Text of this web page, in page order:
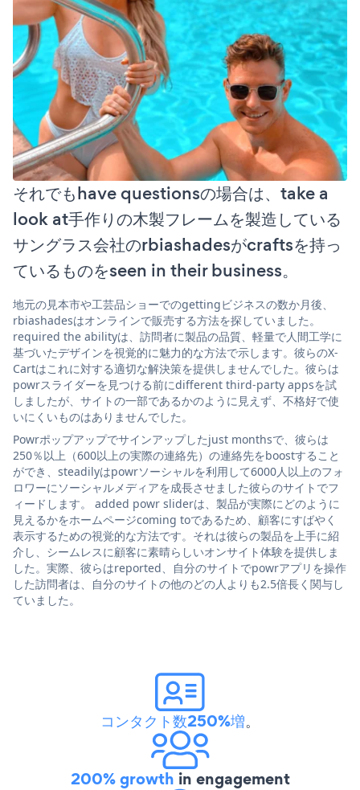
それでもhave questionsの場合は、take a
look at手作りの木製フレームを製造している
サングラス会社のrbiashadesがcraftsを持っ
ているものをseen in their business。
地元の見本市や工芸品ショーでのgettingビジネスの数か月後、
rbiashadesはオンラインで販売する方法を探していました。
required the abilityは、訪問者に製品の品質、軽量で人間工学に
基づいたデザインを視覚的に魅力的な方法で示します。彼らのX-
Cartはこれに対する適切な解決策を提供しませんでした。彼らは
powrスライダーを見つける前にdifferent third-party appsを試
しましたが、サイトの一部であるかのように見えず、不格好で使
いにくいものはありませんでした。
Powrポップアップでサインアップしたjust monthsで、彼らは
250％以上（600以上の実際の連絡先）の連絡先をboostすること
ができ、steadilyはpowrソーシャルを利用して6000人以上のフォ
ロワーにソーシャルメディアを成長させました彼らのサイトでフ
ィードします。 added powr sliderは、製品が実際にどのように
見えるかをホームページcoming toであるため、顧客にすばやく
表示するための視覚的な方法です。それは彼らの製品を上手に紹
介し、シームレスに顧客に素晴らしいオンサイト体験を提供しま
した。実際、彼らはreported、自分のサイトでpowrアプリを操作
した訪問者は、自分のサイトの他のどの人よりも2.5倍長く関与し
ていました。
コンタクト数250%増。
200% growth in engagement